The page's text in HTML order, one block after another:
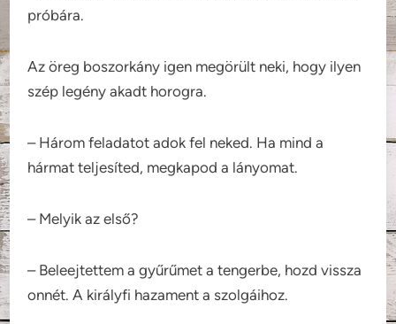
próbára.
Az öreg boszorkány igen megörült neki, hogy ilyen
szép legény akadt horogra.
– Három feladatot adok fel neked. Ha mind a
hármat teljesíted, megkapod a lányomat.
– Melyik az első?
– Beleejtettem a gyűrűmet a tengerbe, hozd vissza
onnét. A királyfi hazament a szolgáihoz.